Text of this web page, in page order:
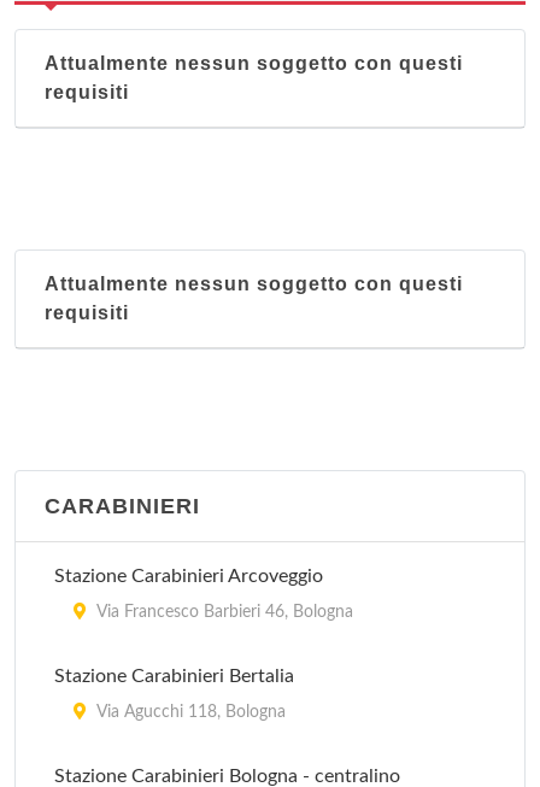
Attualmente nessun soggetto con questi
requisiti
Attualmente nessun soggetto con questi
requisiti
CARABINIERI
Stazione Carabinieri Arcoveggio
Via Francesco Barbieri 46, Bologna
Stazione Carabinieri Bertalia
Via Agucchi 118, Bologna
Stazione Carabinieri Bologna - centralino